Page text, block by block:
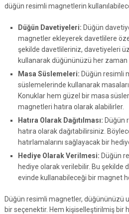
düğün resimli magnetlerin
Düğün Davetiyeleri: Düğün
magnetler ekleyerek davetlilere
şekilde davetlileriniz, davetiyeleri
kullanarak düğününüzü her zaman
Masa Süslemeleri: Düğün resimli
süslemelerinde kullanarak
Konuklar hem güzel bir masa
magnetleri hatıra olarak alabilirler.
Hatıra Olarak Dağıtılması: Düğün
hatıra olarak dağıtabilirsiniz.
hatırlamalarını sağlayacak bir
Hediye Olarak Verilmesi: Düğün
hediye olarak verilebilir. Bu şekilde
evinde kullanabileceği bir magnet
Düğün resimli magnetler, düğününüzü
bir seçenektir. Hem kişiselleştirilmiş bir